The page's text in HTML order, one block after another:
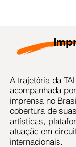
A trajetória da
acompanhada
imprensa no
cobertura de
artísticas,
atuação em
internacionais.